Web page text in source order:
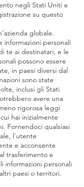
negli Stati Uniti e
su questo
globale.
informazioni personali
te ai destinatari, e le
possono essere
in paesi diversi dal
sono state
inclusi gli Stati
avere una
rigorosa leggi
hai inizialmente
Fornendoci qualsiasi
l'utente
e acconsente
trasferimento e
informazioni personali
paesi o territori.